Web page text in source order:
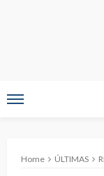
Home ÚLTIMAS